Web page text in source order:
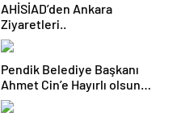
AHİSİAD’den Ankara
Ziyaretleri..
Pendik Belediye Başkanı
Ahmet Cin’e Hayırlı olsun
Ziyaretleri Sürüyor